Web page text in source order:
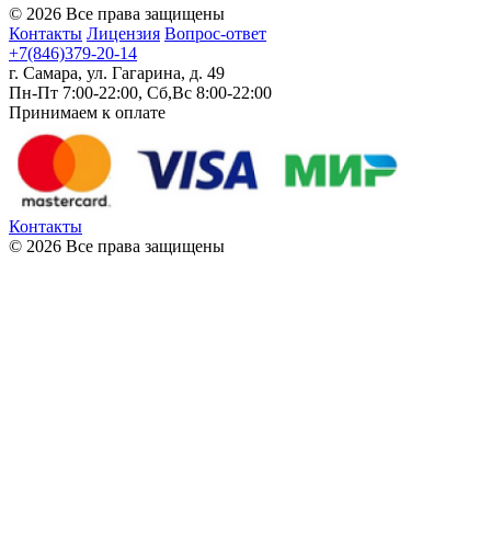
© 2026 Все права защищены
Контакты Лицензия Вопрос-ответ
+7(846)379-20-14
г. Самара, ул. Гагарина, д. 49
Пн-Пт 7:00-22:00, Сб,Вс 8:00-22:00
Принимаем к оплате
Контакты
© 2026 Все права защищены